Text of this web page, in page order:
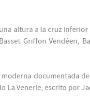
altura a la cruz
Griffon Vendéen,
documentada
Venerie, escrito por